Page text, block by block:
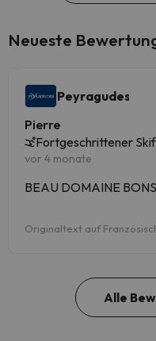
Neueste
Peyragudes
Pierre
Fortgeschrittener
vor 4 monate
BEAU DOMAINE
Originaltext auf
Alle